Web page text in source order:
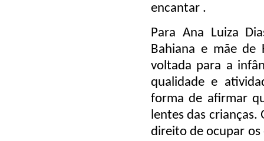
encantar .
Para Ana Luiza
Bahiana e mãe de
voltada para a
qualidade e
forma de afirmar
lentes das crianças.
direito de ocupar os